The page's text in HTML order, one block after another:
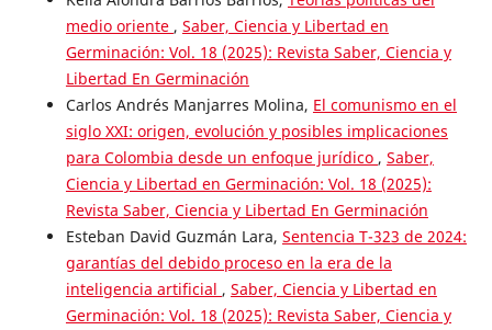
medio oriente , Saber, Ciencia y Libertad en
Germinación: Vol. 18 (2025): Revista Saber, Ciencia y
Libertad En Germinación
Carlos Andrés Manjarres Molina, El comunismo en el
siglo XXI: origen, evolución y posibles implicaciones
para Colombia desde un enfoque jurídico , Saber,
Ciencia y Libertad en Germinación: Vol. 18 (2025):
Revista Saber, Ciencia y Libertad En Germinación
Esteban David Guzmán Lara, Sentencia T-323 de 2024:
garantías del debido proceso en la era de la
inteligencia artificial , Saber, Ciencia y Libertad en
Germinación: Vol. 18 (2025): Revista Saber, Ciencia y